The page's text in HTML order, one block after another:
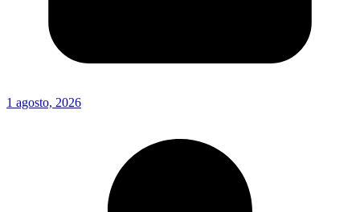
1 agosto, 2026